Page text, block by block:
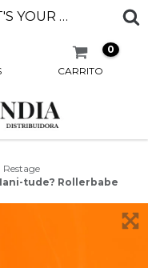
OPI INFINITE SHINE WHAT'S YOUR MANI-TUDE? ROLLERBABE
CARRITO
0
Restage
tude? Rollerbabe